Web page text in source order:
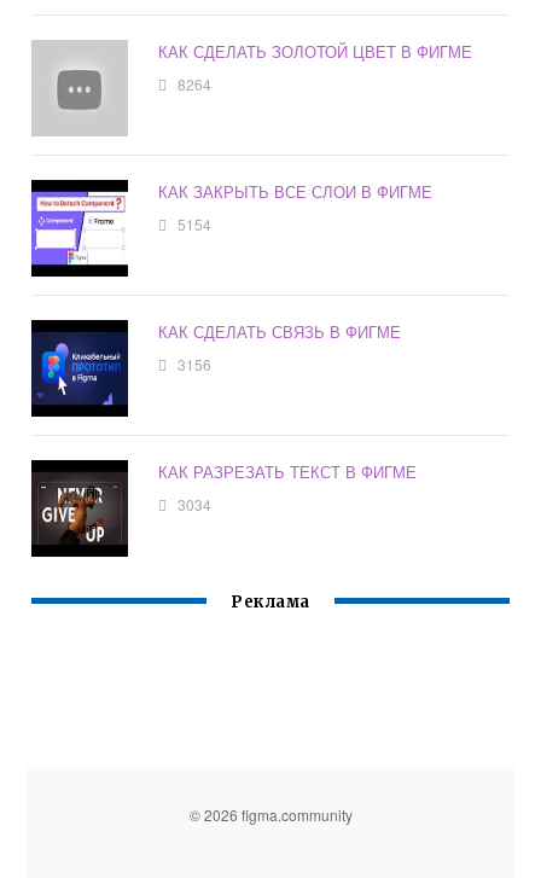
КАК СДЕЛАТЬ ЗОЛОТОЙ ЦВЕТ В ФИГМЕ
8264
КАК ЗАКРЫТЬ ВСЕ СЛОИ В ФИГМЕ
5154
КАК СДЕЛАТЬ СВЯЗЬ В ФИГМЕ
3156
КАК РАЗРЕЗАТЬ ТЕКСТ В ФИГМЕ
3034
Реклама
© 2026 figma.community